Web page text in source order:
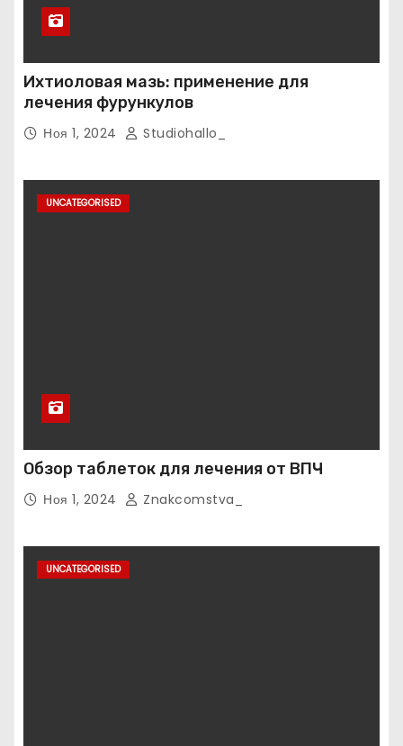
Ихтиоловая мазь: применение для
лечения фурункулов
Ноя 1, 2024 Studiohallo_
UNCATEGORISED
Обзор таблеток для лечения от ВПЧ
Ноя 1, 2024 Znakcomstva_
UNCATEGORISED